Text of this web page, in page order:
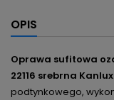
OPIS
Oprawa sufitowa
22116 srebrna Kanlux
podtynkowego,